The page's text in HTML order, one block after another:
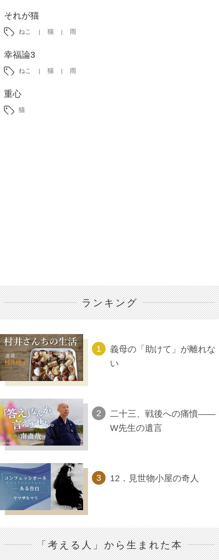
それが猫
ねこ 猫 雨
幸福論3
ねこ 猫 雨
重心
猫
ランキング
義母の「助けて」が離れな
い
二十三、戦後への痛憤――
W先生の遺言
12．見世物小屋の奇人
「考える人」から生まれた本